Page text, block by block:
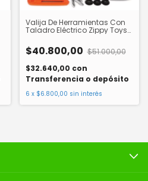
Valija De Herramientas Con
Taladro Eléctrico Zippy Toys
$40.800,00 $51.000,00
$32.640,00 con
Transferencia o depósito
6 x $6.800,00 sin interés